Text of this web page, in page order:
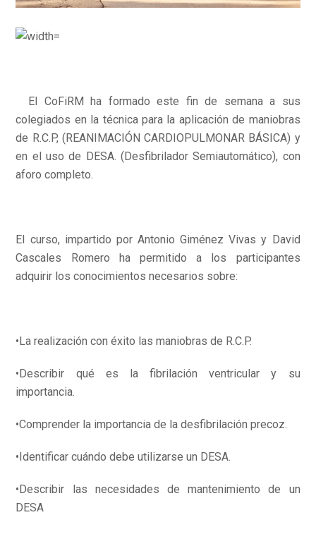
El CoFiRM ha formado este fin de semana a sus
colegiados en la técnica para la aplicación de maniobras
de R.C.P, (REANIMACIÓN CARDIOPULMONAR BÁSICA) y
en el uso de DESA. (Desfibrilador Semiautomático), con
aforo completo.
El curso, impartido por Antonio Giménez Vivas y David
Cascales Romero ha permitido a los participantes
adquirir los conocimientos necesarios sobre:
•La realización con éxito las maniobras de R.C.P.
•Describir qué es la fibrilación ventricular y su
importancia.
•Comprender la importancia de la desfibrilación precoz.
•Identificar cuándo debe utilizarse un DESA.
•Describir las necesidades de mantenimiento de un
DESA